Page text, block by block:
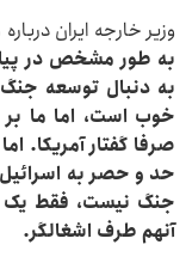
وزیر خارجه ایران
به طور مشخص در
به دنبال توسعه‌
خوب است، اما ما
صرفا گفتار آمریکا.
حد و حصر به
جنگ نیست، فقط یک
آنهم طرف اشغالگر.